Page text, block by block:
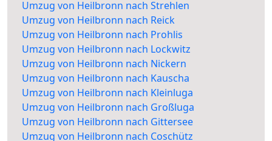
Umzug von Heilbronn nach Strehlen
Umzug von Heilbronn nach Reick
Umzug von Heilbronn nach Prohlis
Umzug von Heilbronn nach Lockwitz
Umzug von Heilbronn nach Nickern
Umzug von Heilbronn nach Kauscha
Umzug von Heilbronn nach Kleinluga
Umzug von Heilbronn nach Großluga
Umzug von Heilbronn nach Gittersee
Umzug von Heilbronn nach Coschütz